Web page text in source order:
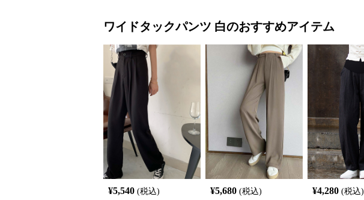
ワイドタックパンツ 白のおすすめアイテム
¥5,540 (税込)
¥5,680 (税込)
¥4,280 (税込)